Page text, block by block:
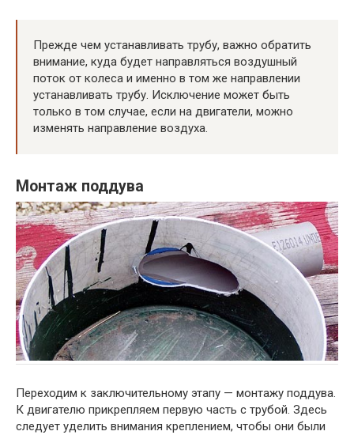
Прежде чем устанавливать трубу, важно обратить
внимание, куда будет направляться воздушный
поток от колеса и именно в том же направлении
устанавливать трубу. Исключение может быть
только в том случае, если на двигатели, можно
изменять направление воздуха.
Монтаж поддува
Переходим к заключительному этапу — монтажу поддува.
К двигателю прикрепляем первую часть с трубой. Здесь
следует уделить внимания креплением, чтобы они были